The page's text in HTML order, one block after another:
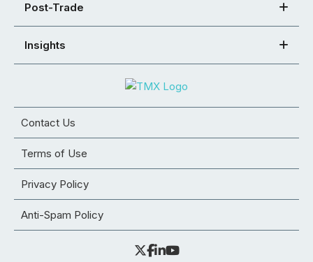
Post-Trade
Insights
Contact Us
Terms of Use
Privacy Policy
Anti-Spam Policy